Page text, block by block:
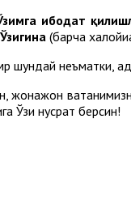
ибодат
(барча
шундай неъматки,
жонажон
Ўзи нусрат берсин!